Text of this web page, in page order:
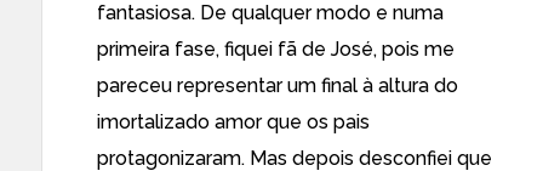
fantasiosa. De qualquer modo e numa
primeira fase, fiquei fã de José, pois me
pareceu representar um final à altura do
imortalizado amor que os pais
protagonizaram. Mas depois desconfiei que